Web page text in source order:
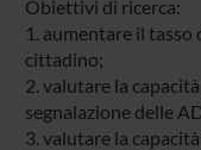
Obiettivi di ricerca:
1. aumentare il tasso
cittadino;
2. valutare la
segnalazione delle
3. valutare la